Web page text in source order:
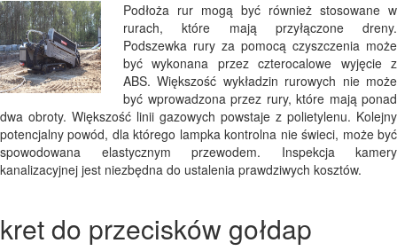
Podłoża rur mogą być również stosowane w
rurach, które mają przyłączone dreny.
Podszewka rury za pomocą czyszczenia może
być wykonana przez czterocalowe wyjęcie z
ABS. Większość wykładzin rurowych nie może
być wprowadzona przez rury, które mają ponad
dwa obroty. Większość linii gazowych powstaje z polietylenu. Kolejny
potencjalny powód, dla którego lampka kontrolna nie świeci, może być
spowodowana elastycznym przewodem. Inspekcja kamery
kanalizacyjnej jest niezbędna do ustalenia prawdziwych kosztów.
kret do przecisków gołdap